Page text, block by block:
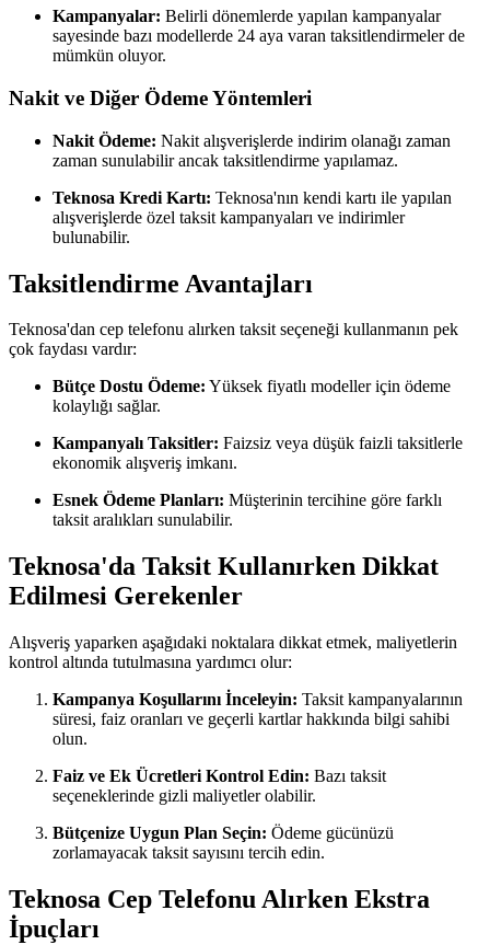
Kampanyalar: Belirli dönemlerde yapılan kampanyalar
sayesinde bazı modellerde 24 aya varan taksitlendirmeler de
mümkün oluyor.
Nakit ve Diğer Ödeme Yöntemleri
Nakit Ödeme: Nakit alışverişlerde indirim olanağı zaman
zaman sunulabilir ancak taksitlendirme yapılamaz.
Teknosa Kredi Kartı: Teknosa'nın kendi kartı ile yapılan
alışverişlerde özel taksit kampanyaları ve indirimler
bulunabilir.
Taksitlendirme Avantajları
Teknosa'dan cep telefonu alırken taksit seçeneği kullanmanın pek
çok faydası vardır:
Bütçe Dostu Ödeme: Yüksek fiyatlı modeller için ödeme
kolaylığı sağlar.
Kampanyalı Taksitler: Faizsiz veya düşük faizli taksitlerle
ekonomik alışveriş imkanı.
Esnek Ödeme Planları: Müşterinin tercihine göre farklı
taksit aralıkları sunulabilir.
Teknosa'da Taksit Kullanırken Dikkat
Edilmesi Gerekenler
Alışveriş yaparken aşağıdaki noktalara dikkat etmek, maliyetlerin
kontrol altında tutulmasına yardımcı olur:
Kampanya Koşullarını İnceleyin: Taksit kampanyalarının
süresi, faiz oranları ve geçerli kartlar hakkında bilgi sahibi
olun.
Faiz ve Ek Ücretleri Kontrol Edin: Bazı taksit
seçeneklerinde gizli maliyetler olabilir.
Bütçenize Uygun Plan Seçin: Ödeme gücünüzü
zorlamayacak taksit sayısını tercih edin.
Teknosa Cep Telefonu Alırken Ekstra
İpuçları